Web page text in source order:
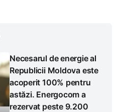
Necesarul de energie al
Republicii Moldova este
acoperit 100% pentru
astăzi. Energocom a
rezervat peste 9.200